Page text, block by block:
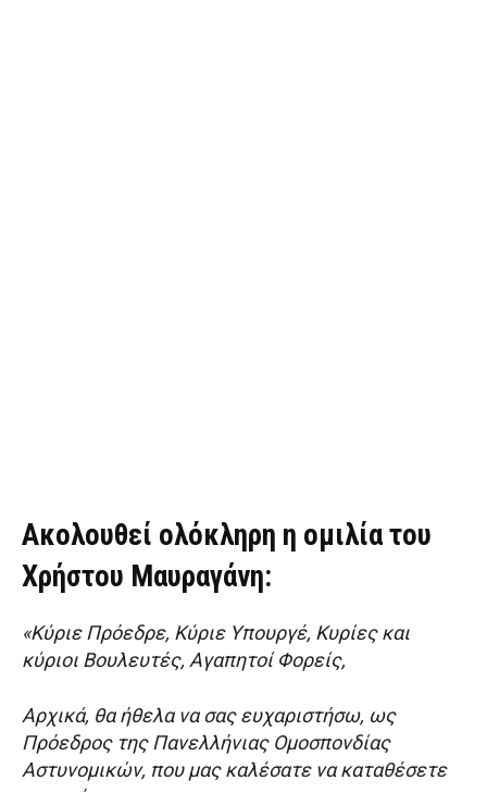
Ακολουθεί ολόκληρη η ομιλία του
Χρήστου Μαυραγάνη:
«Κύριε Πρόεδρε, Κύριε Υπουργέ, Κυρίες και
κύριοι Βουλευτές, Αγαπητοί Φορείς,
Αρχικά, θα ήθελα να σας ευχαριστήσω, ως
Πρόεδρος της Πανελλήνιας Ομοσπονδίας
Αστυνομικών, που μας καλέσατε να καταθέσετε